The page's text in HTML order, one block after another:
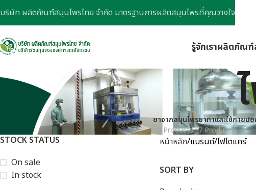
รู้จักเราผลิตภัณฑ์
ยาจากสมุนไพร
19 Products
ยาทาและใช้ภายน
7 Products
STOCK STATUS
On sale
In stock
หน้าหลัก แบรนด์ ไฟโตแคร์
SORT BY
บริษัท ผลิตภัณฑ์สมุนไพรไทย จำกัด มาตรฐานการผลิตสมุนไพรที่คุณวางใจ